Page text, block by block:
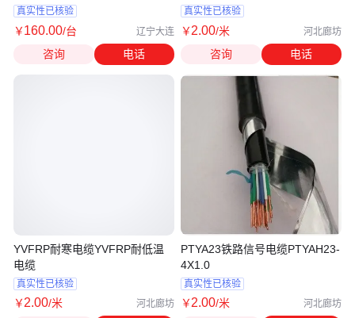
真实性已核验
￥160.00/台 辽宁大连
咨询 电话
YVFRP耐寒电缆YVFRP耐低温
电缆
真实性已核验
￥2.00/米 河北廊坊
真实性已核验
￥2.00/米 河北廊坊
咨询 电话
PTYA23铁路信号电缆PTYAH23-
4X1.0
真实性已核验
￥2.00/米 河北廊坊